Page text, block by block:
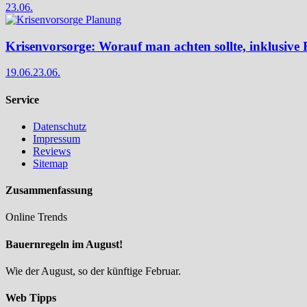
23.06.
Krisenvorsorge: Worauf man achten sollte, inklusive
19.06.23.06.
Service
Datenschutz
Impressum
Reviews
Sitemap
Zusammenfassung
Online Trends
Bauernregeln im August!
Wie der August, so der künftige Februar.
Web Tipps